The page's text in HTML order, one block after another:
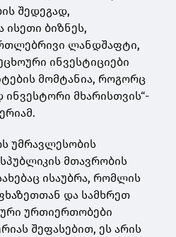
შედეგად,
ისეთი ბიზნეს,
ლანდშაფტი,
ინვესტიციები
მომტანია, როგორც
ინვესტორი მხარისთვის“-
უმრავლესობის
მთავრობის
ისაუბრა, რომლის
და სამხრეთ
ურთიერთობები
შეფასებით, ეს არის